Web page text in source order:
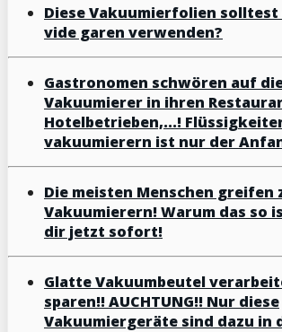
Diese Vakuumierfolien solltest
vide garen verwenden?
Gastronomen schwören auf
Vakuumierer in ihren
Hotelbetrieben,...!
vakuumierern ist nur der
Die meisten Menschen greifen
Vakuumierern! Warum das so
dir jetzt sofort!
Glatte Vakuumbeutel
sparen!! AUCHTUNG!! Nur diese
Vakuumiergeräte sind dazu in